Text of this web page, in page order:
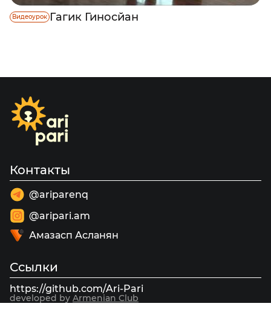
Видеоурок Гагик Гиносйан
Контакты
@ariparenq
@aripari.am
Амазасп Асланян
Ссылки
https://github.com/Ari-Pari
developed by Armenian Club